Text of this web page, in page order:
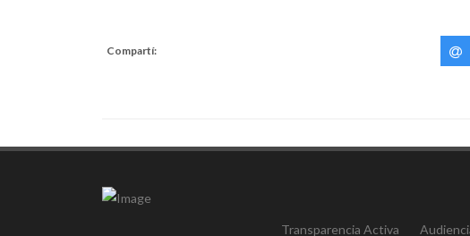
Compartí:
Transparencia Activa